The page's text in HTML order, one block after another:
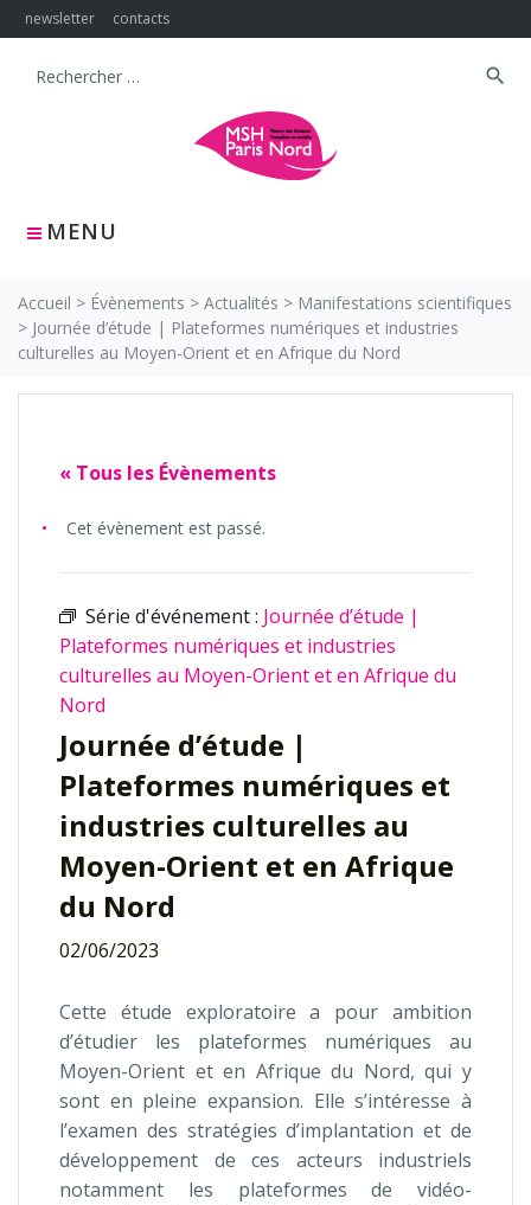
Skip
to
newsletter contacts
MENU
Search
search
Accueil > Évènements > Actualités > Manifestations scientifiques
> Journée d’étude | Plateformes numériques et industries
culturelles au Moyen-Orient et en Afrique du Nord
« Tous les Évènements
Cet évènement est passé.
Série d'événement : Journée d’étude |
Plateformes numériques et industries
culturelles au Moyen-Orient et en Afrique du
Nord
Journée d’étude |
Plateformes numériques et
industries culturelles au
Moyen-Orient et en Afrique
du Nord
02/06/2023
Cette étude exploratoire a pour ambition
d’étudier les plateformes numériques au
Moyen-Orient et en Afrique du Nord, qui y
sont en pleine expansion. Elle s’intéresse à
l’examen des stratégies d’implantation et de
développement de ces acteurs industriels
notamment les plateformes de vidéo-